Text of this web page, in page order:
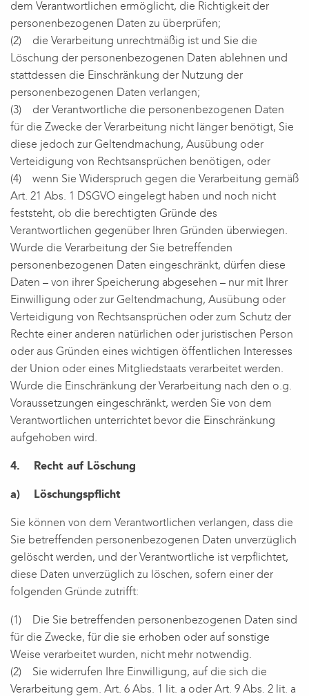
dem Verantwortlichen ermöglicht, die Richtigkeit der
personenbezogenen Daten zu überprüfen;
(2) die Verarbeitung unrechtmäßig ist und Sie die
Löschung der personenbezogenen Daten ablehnen und
stattdessen die Einschränkung der Nutzung der
personenbezogenen Daten verlangen;
(3) der Verantwortliche die personenbezogenen Daten
für die Zwecke der Verarbeitung nicht länger benötigt, Sie
diese jedoch zur Geltendmachung, Ausübung oder
Verteidigung von Rechtsansprüchen benötigen, oder
(4) wenn Sie Widerspruch gegen die Verarbeitung gemäß
Art. 21 Abs. 1 DSGVO eingelegt haben und noch nicht
feststeht, ob die berechtigten Gründe des
Verantwortlichen gegenüber Ihren Gründen überwiegen.
Wurde die Verarbeitung der Sie betreffenden
personenbezogenen Daten eingeschränkt, dürfen diese
Daten – von ihrer Speicherung abgesehen – nur mit Ihrer
Einwilligung oder zur Geltendmachung, Ausübung oder
Verteidigung von Rechtsansprüchen oder zum Schutz der
Rechte einer anderen natürlichen oder juristischen Person
oder aus Gründen eines wichtigen öffentlichen Interesses
der Union oder eines Mitgliedstaats verarbeitet werden.
Wurde die Einschränkung der Verarbeitung nach den o.g.
Voraussetzungen eingeschränkt, werden Sie von dem
Verantwortlichen unterrichtet bevor die Einschränkung
aufgehoben wird.
4. Recht auf Löschung
a) Löschungspflicht
Sie können von dem Verantwortlichen verlangen, dass die
Sie betreffenden personenbezogenen Daten unverzüglich
gelöscht werden, und der Verantwortliche ist verpflichtet,
diese Daten unverzüglich zu löschen, sofern einer der
folgenden Gründe zutrifft:
(1) Die Sie betreffenden personenbezogenen Daten sind
für die Zwecke, für die sie erhoben oder auf sonstige
Weise verarbeitet wurden, nicht mehr notwendig.
(2) Sie widerrufen Ihre Einwilligung, auf die sich die
Verarbeitung gem. Art. 6 Abs. 1 lit. a oder Art. 9 Abs. 2 lit. a